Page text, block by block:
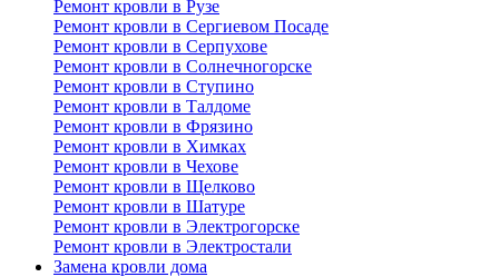
Ремонт кровли в Рузе
Ремонт кровли в Сергиевом Посаде
Ремонт кровли в Серпухове
Ремонт кровли в Солнечногорске
Ремонт кровли в Ступино
Ремонт кровли в Талдоме
Ремонт кровли в Фрязино
Ремонт кровли в Химках
Ремонт кровли в Чехове
Ремонт кровли в Щелково
Ремонт кровли в Шатуре
Ремонт кровли в Электрогорске
Ремонт кровли в Электростали
Замена кровли дома